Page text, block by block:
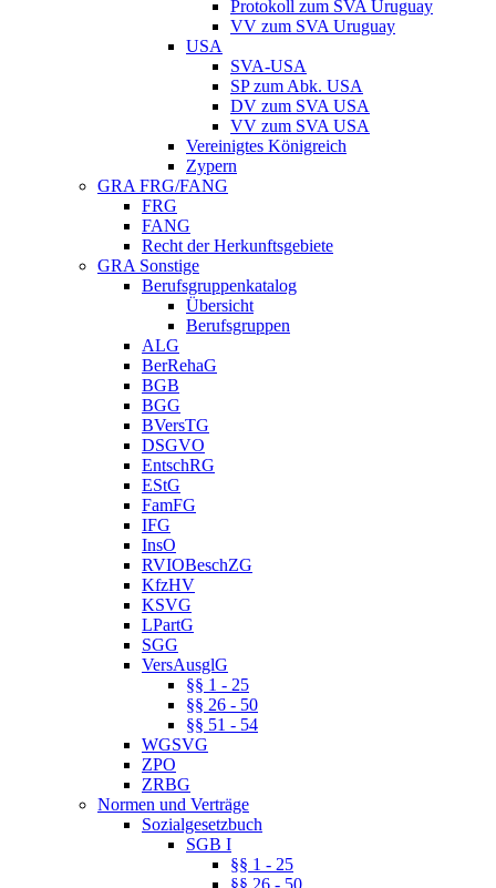
Protokoll zum SVA Uruguay
VV zum SVA Uruguay
USA
SVA-USA
SP zum Abk. USA
DV zum SVA USA
VV zum SVA USA
Vereinigtes Königreich
Zypern
GRA FRG/FANG
FRG
FANG
Recht der Herkunftsgebiete
GRA Sonstige
Berufsgruppenkatalog
Übersicht
Berufsgruppen
ALG
BerRehaG
BGB
BGG
BVersTG
DSGVO
EntschRG
EStG
FamFG
IFG
InsO
RVIOBeschZG
KfzHV
KSVG
LPartG
SGG
VersAusglG
§§ 1 - 25
§§ 26 - 50
§§ 51 - 54
WGSVG
ZPO
ZRBG
Normen und Verträge
Sozialgesetzbuch
SGB I
§§ 1 - 25
§§ 26 - 50